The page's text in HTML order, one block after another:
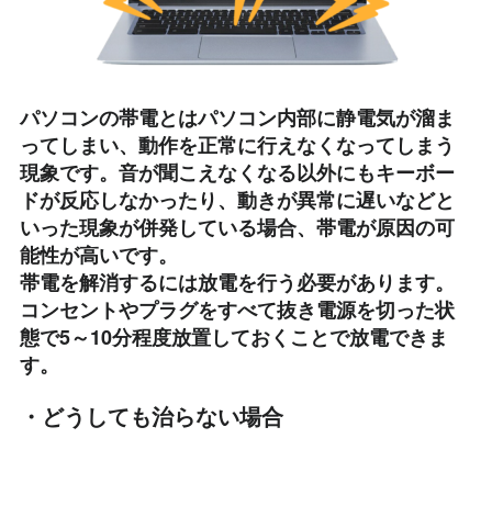
パソコンの帯電とはパソコン内部に静電気が溜ま
ってしまい、動作を正常に行えなくなってしまう
現象です。音が聞こえなくなる以外にもキーボー
ドが反応しなかったり、動きが異常に遅いなどと
いった現象が併発している場合、帯電が原因の可
能性が高いです。
帯電を解消するには放電を行う必要があります。
コンセントやプラグをすべて抜き電源を切った状
態で5～10分程度放置しておくことで放電できま
す。
・どうしても治らない場合